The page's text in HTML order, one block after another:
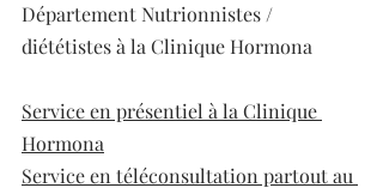
Département Nutrionnistes /
diététistes à la Clinique Hormona
Service en présentiel à la Clinique
Hormona
Service en téléconsultation partout au